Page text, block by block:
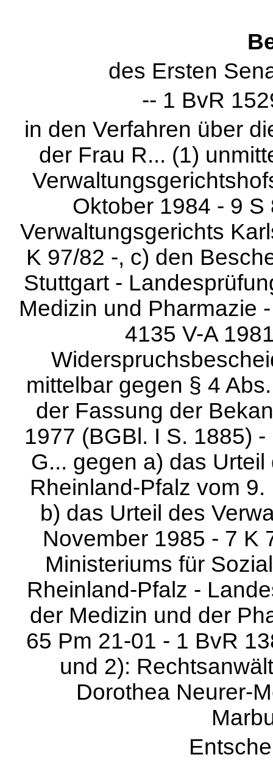
des Ersten
-- 1 BvR
in den Verfahren über
der Frau R... (1)
Oktober 1984 - 9
Verwaltungsgerichts
K 97/82 -, c) den
Stuttgart -
Medizin und Pharmazie
4135 V-A
mittelbar gegen § 4
der Fassung der
1977 (BGBl. I S. 1885)
G... gegen a) das
Rheinland-Pfalz vom
b) das Urteil des
November 1985 - 7 K
Ministeriums für
Rheinland-Pfalz -
der Medizin und der
65 Pm 21-01 - 1 BvR
und 2):
Dorothea Neurer-